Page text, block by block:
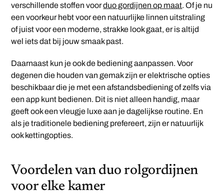
verschillende stoffen voorduo gordijnen op maat. Of je nu
een voorkeur hebt voor een natuurlijke linnen uitstraling
of juist voor een moderne, strakke look gaat, er is altijd
wel iets dat bij jouw smaak past.
Daarnaast kun je ook de bediening aanpassen. Voor
degenen die houden van gemak zijn er elektrische opties
beschikbaar die je met een afstandsbediening of zelfs via
een app kunt bedienen. Dit is niet alleen handig, maar
geeft ook een vleugje luxe aan je dagelijkse routine. En
als je traditionele bediening prefereert, zijn er natuurlijk
ook kettingopties.
Voordelen van duo rolgordijnen
voor elke kamer